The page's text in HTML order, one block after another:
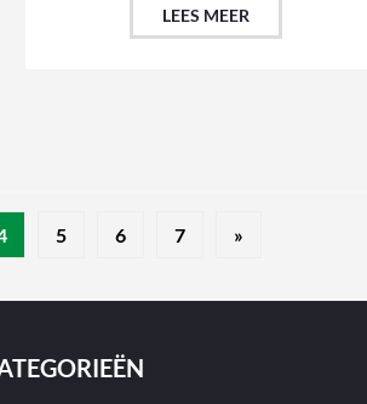
LEES MEER
5 6 7 »